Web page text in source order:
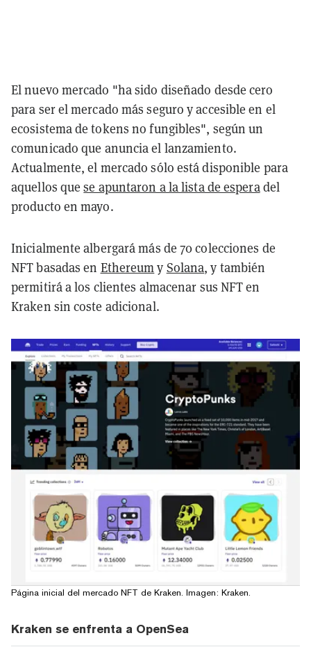
El nuevo mercado "ha sido diseñado desde cero
para ser el mercado más seguro y accesible en el
ecosistema de tokens no fungibles", según un
comunicado que anuncia el lanzamiento.
Actualmente, el mercado sólo está disponible para
aquellos quese apuntaron a la lista de esperadel
producto en mayo.
Inicialmente albergará más de 70 colecciones de
NFT basadas en Ethereumy Solana, y también
permitirá a los clientes almacenar sus NFT en
Kraken sin coste adicional.
Página inicial del mercado NFT de Kraken. Imagen: Kraken.
Kraken se enfrenta a OpenSea